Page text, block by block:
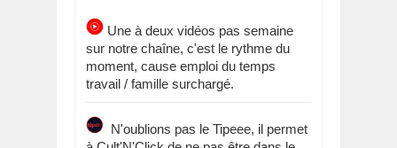
Une à deux vidéos pas semaine
sur notre chaîne, c'est le rythme du
moment, cause emploi du temps
travail / famille surchargé.
N'oublions pas le Tipeee, il permet